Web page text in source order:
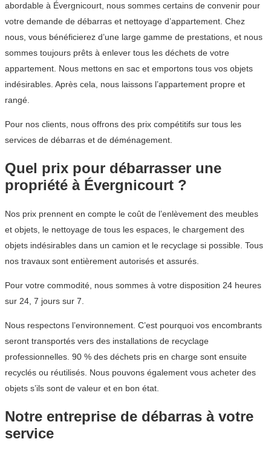
abordable à Évergnicourt, nous sommes certains de convenir pour
votre demande de débarras et nettoyage d’appartement. Chez
nous, vous bénéficierez d’une large gamme de prestations, et nous
sommes toujours prêts à enlever tous les déchets de votre
appartement. Nous mettons en sac et emportons tous vos objets
indésirables. Après cela, nous laissons l’appartement propre et
rangé.
Pour nos clients, nous offrons des prix compétitifs sur tous les
services de débarras et de déménagement.
Quel prix pour débarrasser une
propriété à Évergnicourt ?
Nos prix prennent en compte le coût de l’enlèvement des meubles
et objets, le nettoyage de tous les espaces, le chargement des
objets indésirables dans un camion et le recyclage si possible. Tous
nos travaux sont entièrement autorisés et assurés.
Pour votre commodité, nous sommes à votre disposition 24 heures
sur 24, 7 jours sur 7.
Nous respectons l’environnement. C’est pourquoi vos encombrants
seront transportés vers des installations de recyclage
professionnelles. 90 % des déchets pris en charge sont ensuite
recyclés ou réutilisés. Nous pouvons également vous acheter des
objets s’ils sont de valeur et en bon état.
Notre entreprise de débarras à votre
service